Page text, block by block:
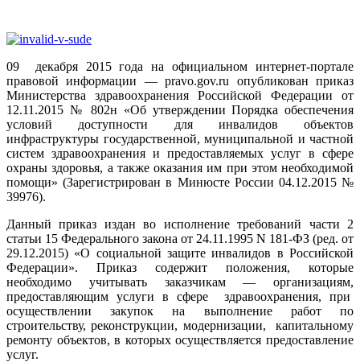
09 декабря 2015 года на официальном интернет-портале
правовой информации — pravo.gov.ru опубликован приказ
Министерства здравоохранения Российской Федерации от
12.11.2015 № 802н «Об утверждении Порядка обеспечения
условий доступности для инвалидов объектов
инфраструктуры государственной, муниципальной и частной
систем здравоохранения и предоставляемых услуг в сфере
охраны здоровья, а также оказания им при этом необходимой
помощи»(Зарегистрирован в Минюсте России 04.12.2015 №
39976).
Данный приказ издан во исполнение требований части 2
статьи 15 Федерального закона от 24.11.1995 N 181-ФЗ (ред. от
29.12.2015) «О социальной защите инвалидов в Российской
Федерации». Приказ содержит положения, которые
необходимо учитывать заказчикам — организациям,
предоставляющим услуги в сфере здравоохранения, при
осуществлении закупок на выполнение работ по
строительству, реконструкции, модернизации, капитальному
ремонту объектов, в которых осуществляется предоставление
услуг.